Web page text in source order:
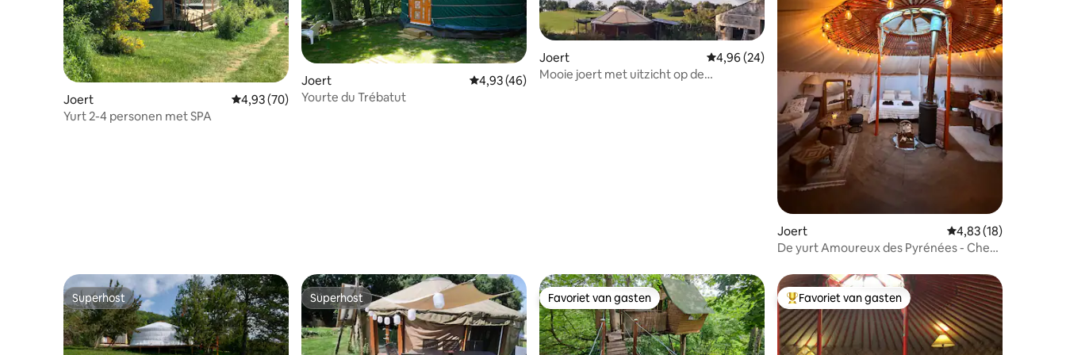
Joert Gemiddelde beoordeling van 4,93 uit 5, 70 recensies
4,93 (70)
Yurt 2-4 personen met SPA
Joert Gemiddelde beoordeling van 4,93 uit 5, 46 recensies
4,93 (46)
Yourte du Trébatut
Joert Gemiddelde beoordeling van 4,96 uit 5, 24 recensies
4,96 (24)
Mooie joert met uitzicht op de
Joert Gemiddelde
4,83 (18)
De yurt Amoureux des Pyrénées - Chez
Superhost
Superhost Superhost
Superhost Favoriet van gasten
Favoriet van gasten Topfavoriet van gasten
Favoriet van gasten